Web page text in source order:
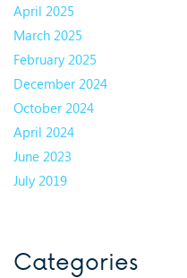
April 2025
March 2025
February 2025
December 2024
October 2024
April 2024
June 2023
July 2019
Categories